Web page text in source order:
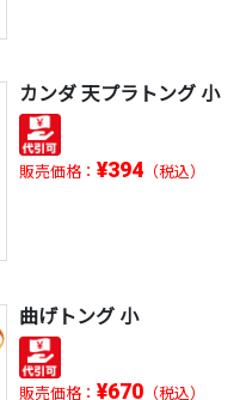
カンダ 天プラトング 小
販売価格：¥394 （税込）
曲げトング 小
販売価格：¥670 （税込）